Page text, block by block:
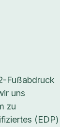
Fußabdruck
uns
zu
(EDP)